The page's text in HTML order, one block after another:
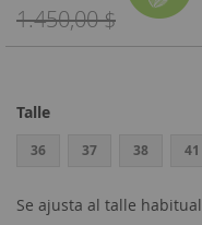
1.450,00 $
Talle
36 37 38 41
Se ajusta al talle habitual
la